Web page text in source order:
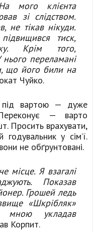
мого клієнта
зі слідством.
не тікав нікуди.
тиск,
Крім того,
переламані
що його били на
Чуйко.
під вартою — дуже
— варто
Просить врахувати,
у сім’ї.
не обґрунтовані.
місце. Я взагалі
Показав
Грошей ледь
«Шкрібляк»
укладав
Корпит.